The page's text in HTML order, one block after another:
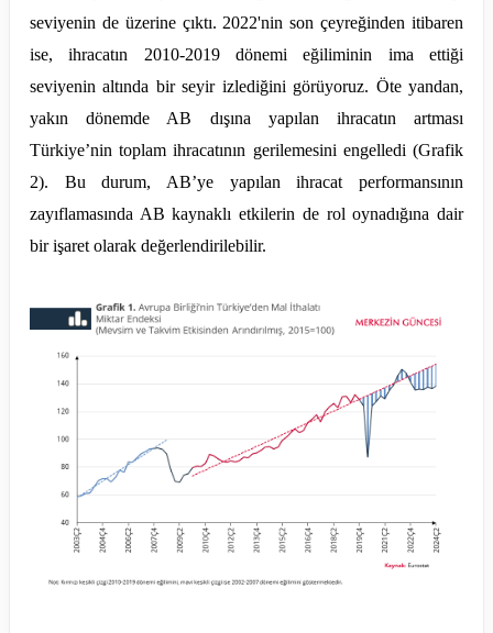
seviyenin de üzerine çıktı. 2022'nin son çeyreğinden itibaren
ise, ihracatın 2010-2019 dönemi eğiliminin ima ettiği
seviyenin altında bir seyir izlediğini görüyoruz. Öte yandan,
yakın dönemde AB dışına yapılan ihracatın artması
Türkiye’nin toplam ihracatının gerilemesini engelledi (Grafik
2). Bu durum, AB’ye yapılan ihracat performansının
zayıflamasında AB kaynaklı etkilerin de rol oynadığına dair
bir işaret olarak değerlendirilebilir.